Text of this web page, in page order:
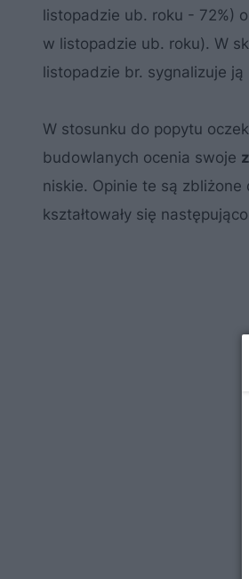
listopadzie ub. roku - 72%)
w listopadzie ub. roku). W
listopadzie br. sygnalizuje
W stosunku do popytu
budowlanych ocenia swoje
niskie. Opinie te są
kształtowały się